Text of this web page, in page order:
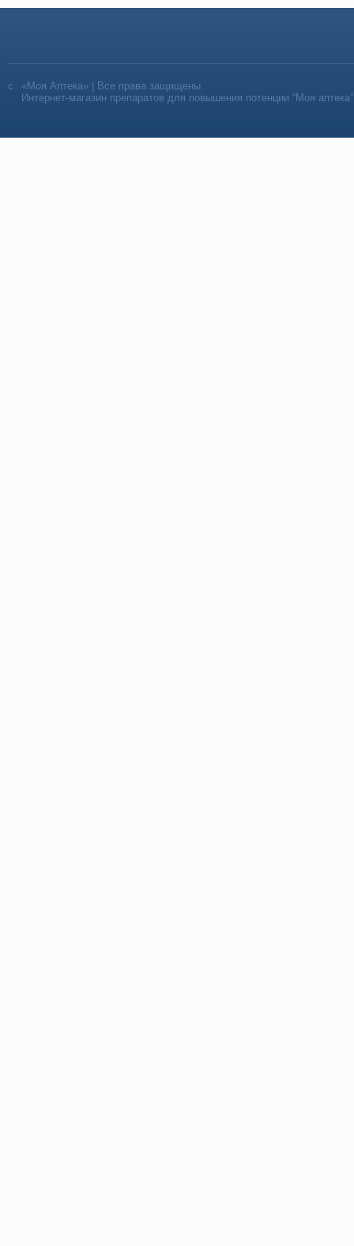
«Моя Аптека» | Все права защищены
Интернет-магазин препаратов для повышения потенции “Моя